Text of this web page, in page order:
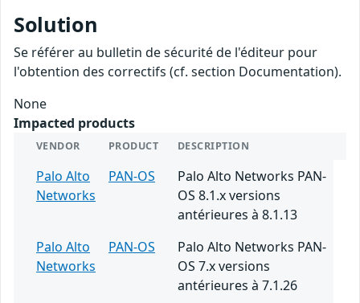
Solution
Se référer au bulletin de sécurité de l'éditeur pour
l'obtention des correctifs (cf. section Documentation).
None
Impacted products
VENDOR PRODUCT DESCRIPTION
Palo Alto
Networks
PAN-OS
Palo Alto Networks PAN-
OS 8.1.x versions
antérieures à 8.1.13
Palo Alto
Networks
PAN-OS
Palo Alto Networks PAN-
OS 7.x versions
antérieures à 7.1.26